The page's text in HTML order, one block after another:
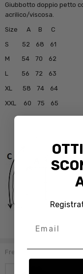
Giubbotto doppio petto
acrilico/viscosa.
Size A B C
S 52 68 61
M 54 70 62
L 56 72 63
XL 58 74 64
XXL 60 75 65
Frequently Bought